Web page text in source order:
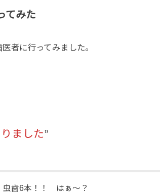
てみた
者に行ってみました。
ました”
虫歯6本！！ はぁ～？